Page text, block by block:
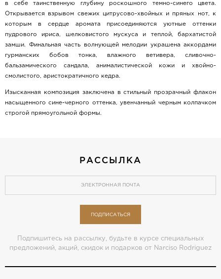
в себе таинственную глубину роскошного темно-синего цвета.
Открывается взрывом свежих цитрусово-хвойных и пряных нот, к
которым в сердце аромата присоединяются уютные оттенки
пудрового ириса, шелковистого мускуса и теплой, бархатистой
замши. Финальная часть волнующей мелодии украшена аккордами
гурманских бобов тонка, влажного ветивера, сливочно-
бальзамического сандала, анималистической кожи и хвойно-
смолистого, аристократичного кедра.
Изысканная композиция заключена в стильный прозрачный флакон
насыщенного сине-черного оттенка, увенчанный черным колпачком
строгой прямоугольной формы.
РАССЫЛКА
ПОДПИСАТЬСЯ
Подпишитесь на рассылку, будьте в курсе специальных
предложений, акций, скидок и подарков от Narciso Rodriguez